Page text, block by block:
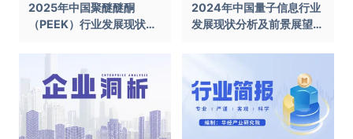
2025年中国聚醚醚酮
（PEEK）行业发展现状及
2024年中国量子信息行业
发展现状分析及前景展望报